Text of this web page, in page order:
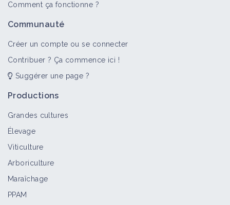
Comment ça fonctionne ?
Communauté
Créer un compte ou se connecter
Contribuer ? Ça commence ici !
Suggérer une page ?
Productions
Grandes cultures
Élevage
Viticulture
Arboriculture
Maraîchage
PPAM